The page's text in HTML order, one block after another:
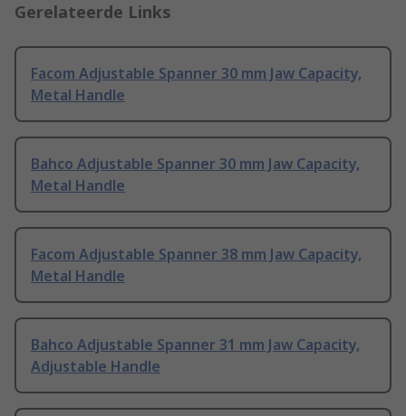
Gerelateerde Links
Facom Adjustable Spanner 30 mm Jaw Capacity,
Metal Handle
Bahco Adjustable Spanner 30 mm Jaw Capacity,
Metal Handle
Facom Adjustable Spanner 38 mm Jaw Capacity,
Metal Handle
Bahco Adjustable Spanner 31 mm Jaw Capacity,
Adjustable Handle